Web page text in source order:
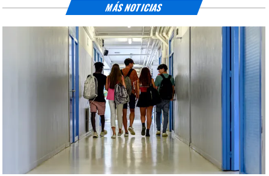
MÁS NOTICIAS